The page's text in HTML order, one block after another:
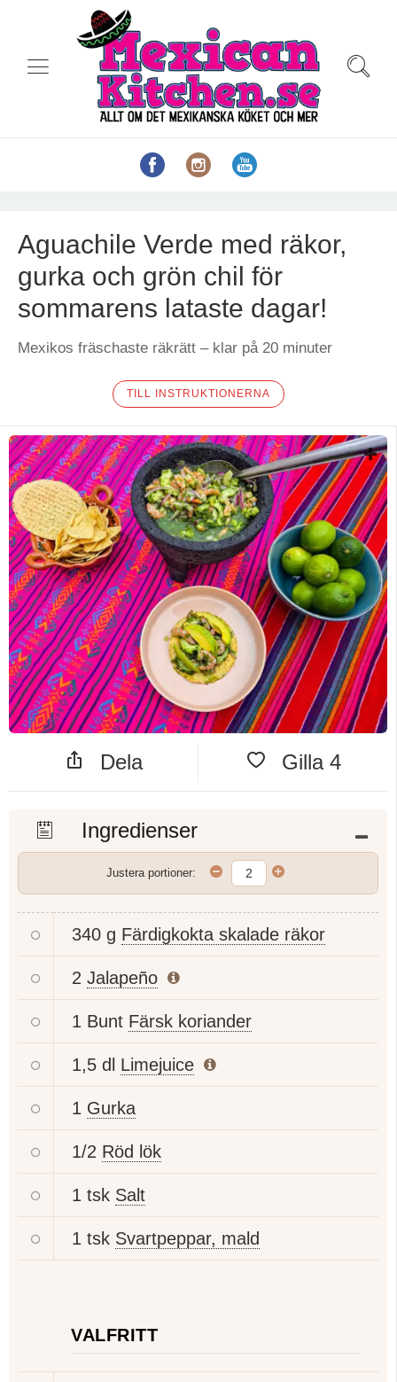
Aguachile Verde med räkor,
gurka och grön chil för
sommarens lataste dagar!
Mexikos fräschaste räkrätt – klar på 20 minuter
TILL INSTRUKTIONERNA
Dela Gilla 4
Ingredienser
Justera portioner:
340 g Färdigkokta skalade räkor
2 Jalapeño
1 Bunt Färsk koriander
1,5 dl Limejuice
1 Gurka
1/2 Röd lök
1 tsk Salt
1 tsk Svartpeppar, mald
VALFRITT